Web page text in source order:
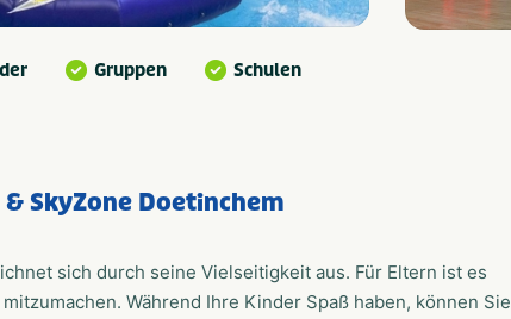
Gruppen Schulen
SkyZone Doetinchem
sich durch seine Vielseitigkeit aus. Für Eltern ist es
Während Ihre Kinder Spaß haben, können Sie